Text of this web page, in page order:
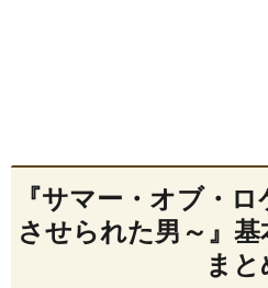
『サマー・オブ・
させられた男～』
まと